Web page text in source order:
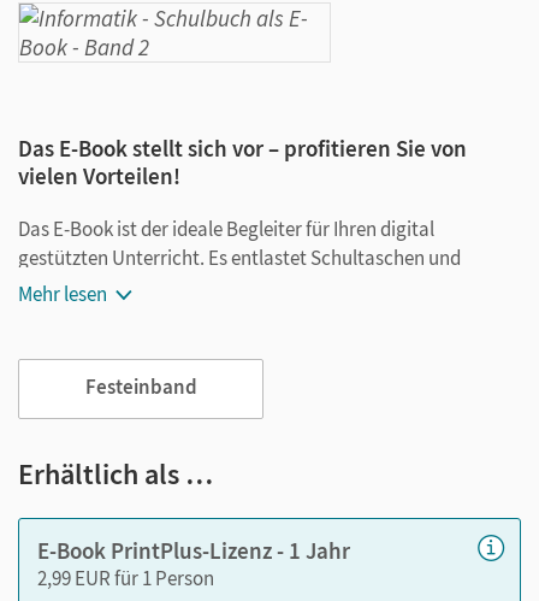
Das E-Book stellt sich vor – profitieren Sie von
vielen Vorteilen!
Das E-Book ist der ideale Begleiter für Ihren digital
gestützten Unterricht. Es entlastet Schultaschen und
Rucksäcke und ist jederzeit unkompliziert verfügbar.
Notizen erstellen
Text ergänzen
im Text suchen
zoomen
Mehr lesen
Festeinband
Erhältlich als …
E-Book PrintPlus-Lizenz - 1 Jahr
2,99 EUR für 1 Person